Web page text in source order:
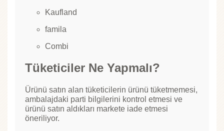
Kaufland
famila
Combi
Tüketiciler Ne Yapmalı?
Ürünü satın alan tüketicilerin ürünü tüketmemesi,
ambalajdaki parti bilgilerini kontrol etmesi ve
ürünü satın aldıkları markete iade etmesi
öneriliyor.